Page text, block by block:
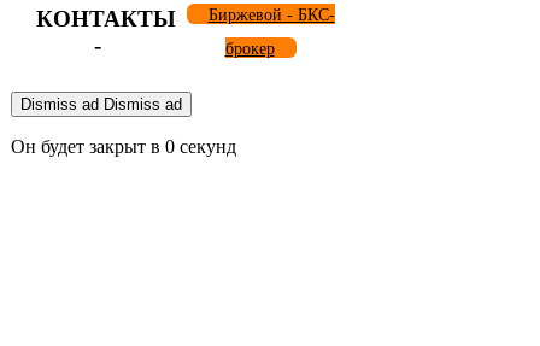
КОНТАКТЫ
-
Биржевой - БКС-
брокер
Dismiss ad Dismiss ad
Он будет закрыт в 0 секунд